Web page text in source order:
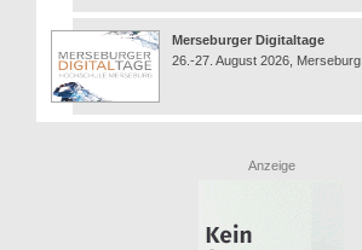
Merseburger Digitaltage
26.-27. August 2026, Merseburg
Anzeige